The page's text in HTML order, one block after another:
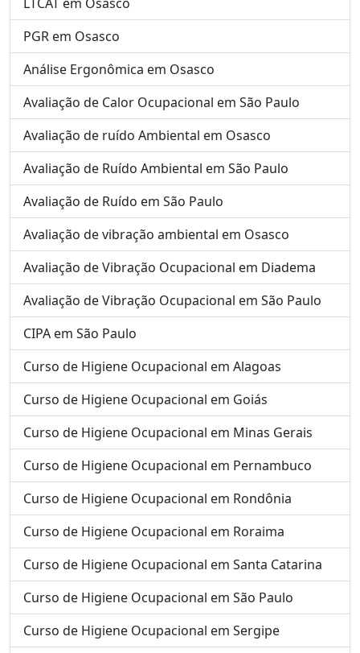
PGR em Osasco
Análise Ergonômica em Osasco
Avaliação de Calor Ocupacional em São Paulo
Avaliação de ruído Ambiental em Osasco
Avaliação de Ruído Ambiental em São Paulo
Avaliação de Ruído em São Paulo
Avaliação de vibração ambiental em Osasco
Avaliação de Vibração Ocupacional em Diadema
Avaliação de Vibração Ocupacional em São Paulo
CIPA em São Paulo
Curso de Higiene Ocupacional em Alagoas
Curso de Higiene Ocupacional em Goiás
Curso de Higiene Ocupacional em Minas Gerais
Curso de Higiene Ocupacional em Pernambuco
Curso de Higiene Ocupacional em Rondônia
Curso de Higiene Ocupacional em Roraima
Curso de Higiene Ocupacional em Santa Catarina
Curso de Higiene Ocupacional em São Paulo
Curso de Higiene Ocupacional em Sergipe